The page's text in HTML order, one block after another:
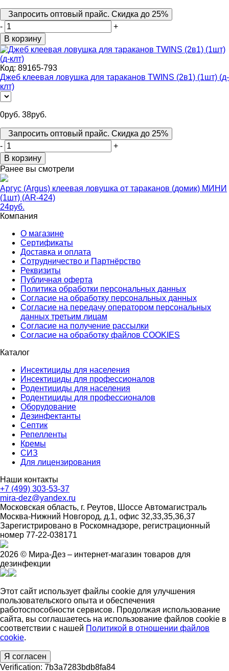
Запросить оптовый прайс. Скидка до 25%
-
+
В корзину
Код: 89165-793
Джеб клеевая ловушка для тараканов TWINS (2в1) (1шт) (д-
клт)
0руб. 38руб.
Запросить оптовый прайс. Скидка до 25%
-
+
В корзину
Ранее вы смотрели
Аргус (Argus) клеевая ловушка от тараканов (домик) МИНИ
(1шт) (AR-424)
24руб.
Компания
О магазине
Сертификаты
Доставка и оплата
Сотрудничество и Партнёрство
Реквизиты
Публичная оферта
Политика обработки персональных данных
Согласие на обработку персональных данных
Согласие на передачу оператором персональных
данных третьим лицам
Согласие на получение рассылки
Согласие на обработку файлов COOKIES
Каталог
Инсектициды для населения
Инсектициды для профессионалов
Родентициды для населения
Родентициды для профессионалов
Оборудование
Дезинфектанты
Септик
Репелленты
Кремы
СИЗ
Для лицензирования
Наши контакты
+7 (499) 303-53-37
mira-dez@yandex.ru
Московская область, г. Реутов, Шоссе Автомагистраль
Москва-Нижний Новгород, д.1, офис 32,33,35,36,37
Зарегистрировано в Роскомнадзоре, регистрационный
номер 77-22-038171
2026 © Мира-Дез – интернет-магазин товаров для
дезинфекции
Этот сайт использует файлы cookie для улучшения
пользовательского опыта и обеспечения
работоспособности сервисов. Продолжая использование
сайта, вы соглашаетесь на использование файлов cookie в
соответствии с нашей Политикой в отношении файлов
cookie.
Я согласен
Verification: 7b3a7283bdb8fa84